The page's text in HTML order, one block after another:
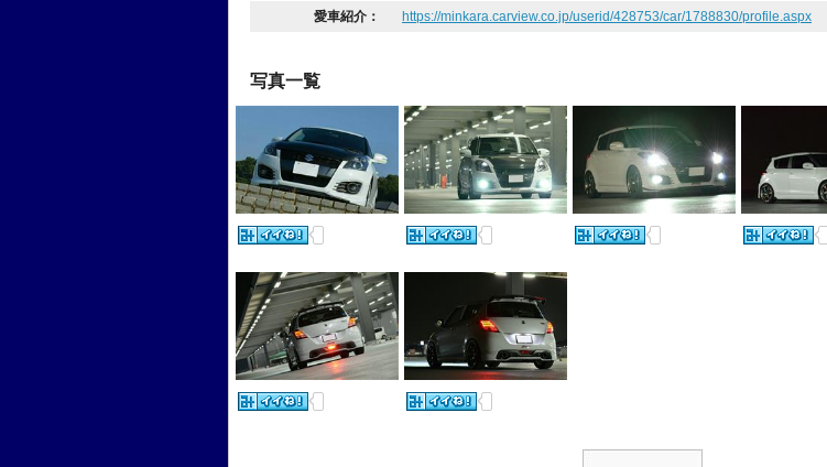
愛車紹介： https://minkara.carview.co.jp/userid/428753/car/1788830/profile.aspx
写真一覧